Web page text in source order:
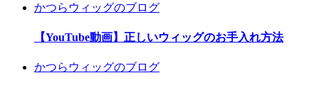
かつらウィッグのブログ
【YouTube動画】正しいウィッグのお手入れ方法
かつらウィッグのブログ